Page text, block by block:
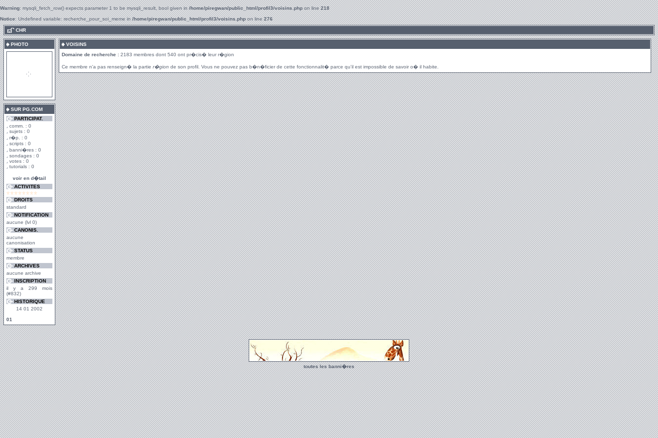
Warning: mysqli_fetch_row() expects parameter 1 to be mysqli_result, bool given in/home/piregwan/public_html/profil3/voisins.phpon line218
Notice: Undefined variable: recherche_pour_soi_meme in/home/piregwan/public_html/profil3/voisins.phpon line276
CHR
PHOTO
SUR PG.COM
PARTICIPAT.
comm. : 0
sujets : 0
r�p. : 0
scripts : 0
banni�res : 0
sondages : 0
votes : 0
tutorials : 0
voir en d�tail
ACTIVITES
DROITS
standard
NOTIFICATION
aucune (lvl 0)
CANONIS.
aucune
canonisation
STATUS
membre
ARCHIVES
aucune archive
INSCRIPTION
il y a 299 mois
(#832)
HISTORIQUE
14 01 2002
01
VOISINS
Domaine de recherche : 2183 membres dont 540 ont pr�cis� leur r�gion
Ce membre n'a pas renseign� la partie r�gion de son profil. Vous ne pouvez pas b�n�ficier de cette fonctionnalit� parce qu'il est impossible de savoir o� il habite.
toutes les banni�res